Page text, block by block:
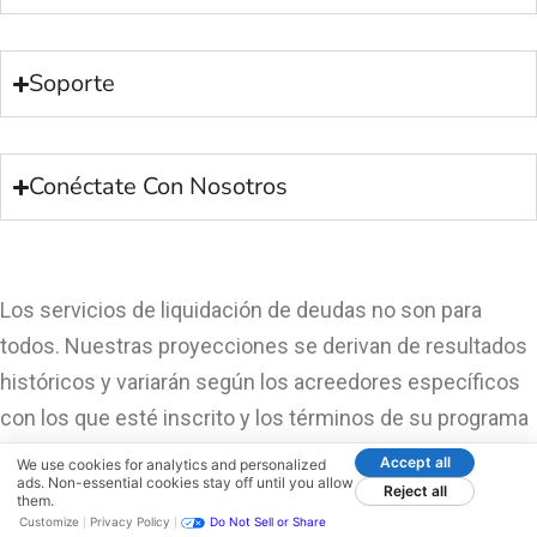
Soporte
Conéctate Con Nosotros
Los servicios de liquidación de deudas no son para
todos. Nuestras proyecciones se derivan de resultados
históricos y variarán según los acreedores específicos
con los que esté inscrito y los términos de su programa
individual. La finalización exitosa del programa depende
de varios factores, incluida su capacidad para acumular
suficientes fondos. No podemos asegurarle que sus
We use cookies for analytics and personalized
ads. Non-essential cookies stay off until you allow
them.
Accept all
Reject all
Customize Privacy Policy Do Not Sell or Share